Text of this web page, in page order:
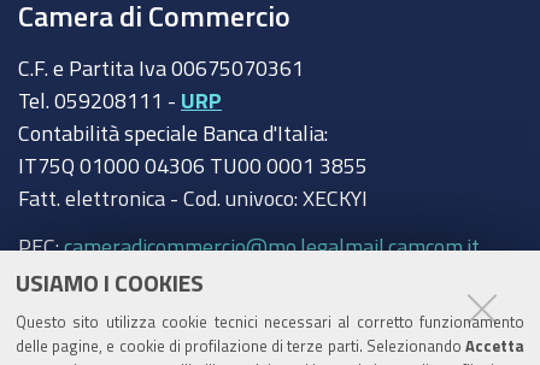
USIAMO I COOKIES
Questo sito utilizza cookie tecnici necessari al corretto funzionamento
delle pagine, e cookie di profilazione di terze parti. Selezionando Accetta
Camera di Commercio
C.F. e Partita Iva 00675070361
Tel. 059208111 - URP
Contabilità speciale Banca d'Italia:
IT75Q 01000 04306 TU00 0001 3855
Fatt. elettronica - Cod. univoco: XECKYI
PEC:cameradicommercio@mo.legalmail.camcom.it
Trasparenza
Amministrazione trasparente